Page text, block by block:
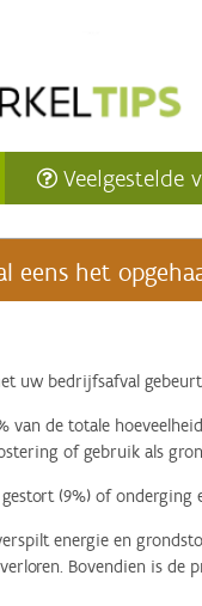
Veelgestelde
eens het
uw bedrijfsafval
van de totale
of gebruik als
(9%) of onderging
energie en
Bovendien is de